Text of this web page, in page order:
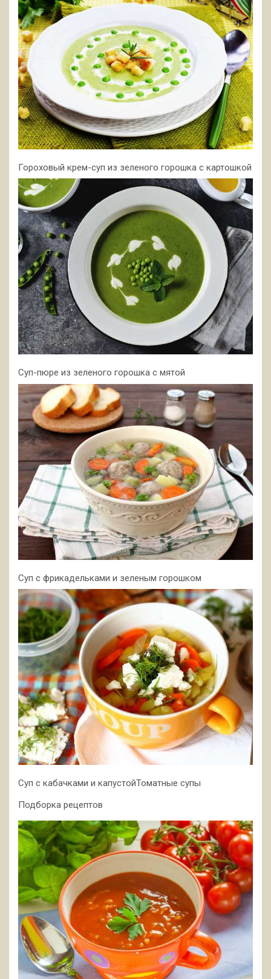
Гороховый крем-суп из зеленого горошка с картошкой
Суп-пюре из зеленого горошка с мятой
Суп с фрикадельками и зеленым горошком
Суп с кабачками и капустойТоматные супы
Подборка рецептов